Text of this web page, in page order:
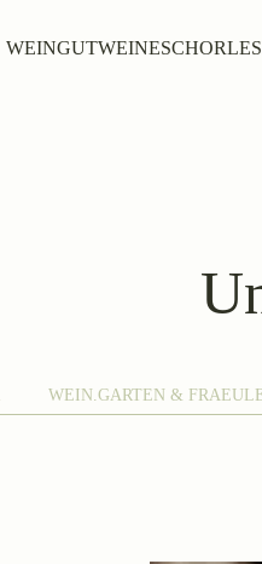
WEINGUTWEINESCHORLE
WEIN.GARTEN &